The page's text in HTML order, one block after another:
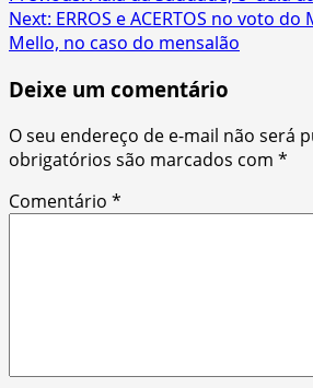
navigation
Next: ERROS e ACERTOS no voto
Mello, no caso do mensalão
Deixe um comentário
O seu endereço de e-mail não será
obrigatórios são marcados com *
Comentário *